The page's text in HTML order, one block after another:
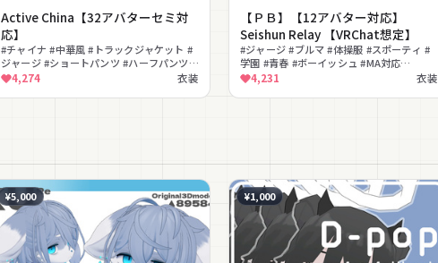
Active China【32アバターセミ対
応】
#チャイナ #中華風 #トラックジャケット #
ジャージ #ショートパンツ #ハーフパンツ #
スニーカー #スポーティ #ストリート #ユニ
セックス
4,274 衣装
【ＰＢ】【12アバター対応】
Seishun Relay 【VRChat想定】
#ジャージ #ブルマ #体操服 #スポーティ #
学園 #青春 #ボーイッシュ #MA対応
#lilToon対応 #カジュアル
4,231 衣装
¥5,000 ¥1,000